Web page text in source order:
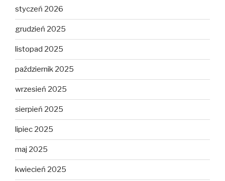
styczeń 2026
grudzień 2025
listopad 2025
październik 2025
wrzesień 2025
sierpień 2025
lipiec 2025
maj 2025
kwiecień 2025